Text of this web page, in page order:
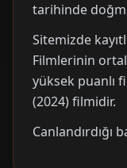
tarihinde
Sitemizde
Filmlerinin
yüksek puanlı
(2024) filmidir.
Canlandırdığı